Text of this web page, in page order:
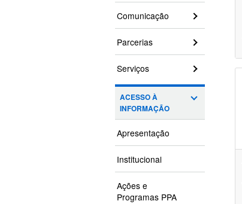
Comunicação
Parcerias
Serviços
ACESSO À
INFORMAÇÃO
Apresentação
Institucional
Ações e
Programas PPA